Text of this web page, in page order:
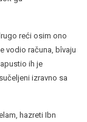
reći osim ono
vodio računa, bîvaju
ih je
izravno sa
hazreti Ibn